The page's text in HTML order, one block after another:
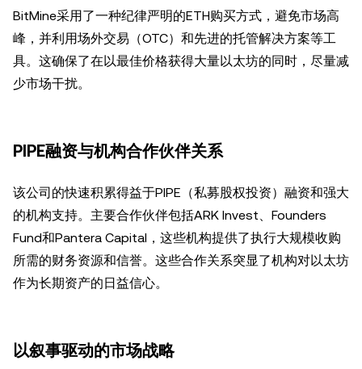
BitMine采用了一种纪律严明的ETH购买方式，避免市场高
峰，并利用场外交易（OTC）和先进的托管解决方案等工
具。这确保了在以最佳价格获得大量以太坊的同时，尽量减
少市场干扰。
PIPE融资与机构合作伙伴关系
该公司的快速积累得益于PIPE（私募股权投资）融资和强大
的机构支持。主要合作伙伴包括ARK Invest、Founders
Fund和Pantera Capital，这些机构提供了执行大规模收购
所需的财务资源和信誉。这些合作关系突显了机构对以太坊
作为长期资产的日益信心。
以叙事驱动的市场战略